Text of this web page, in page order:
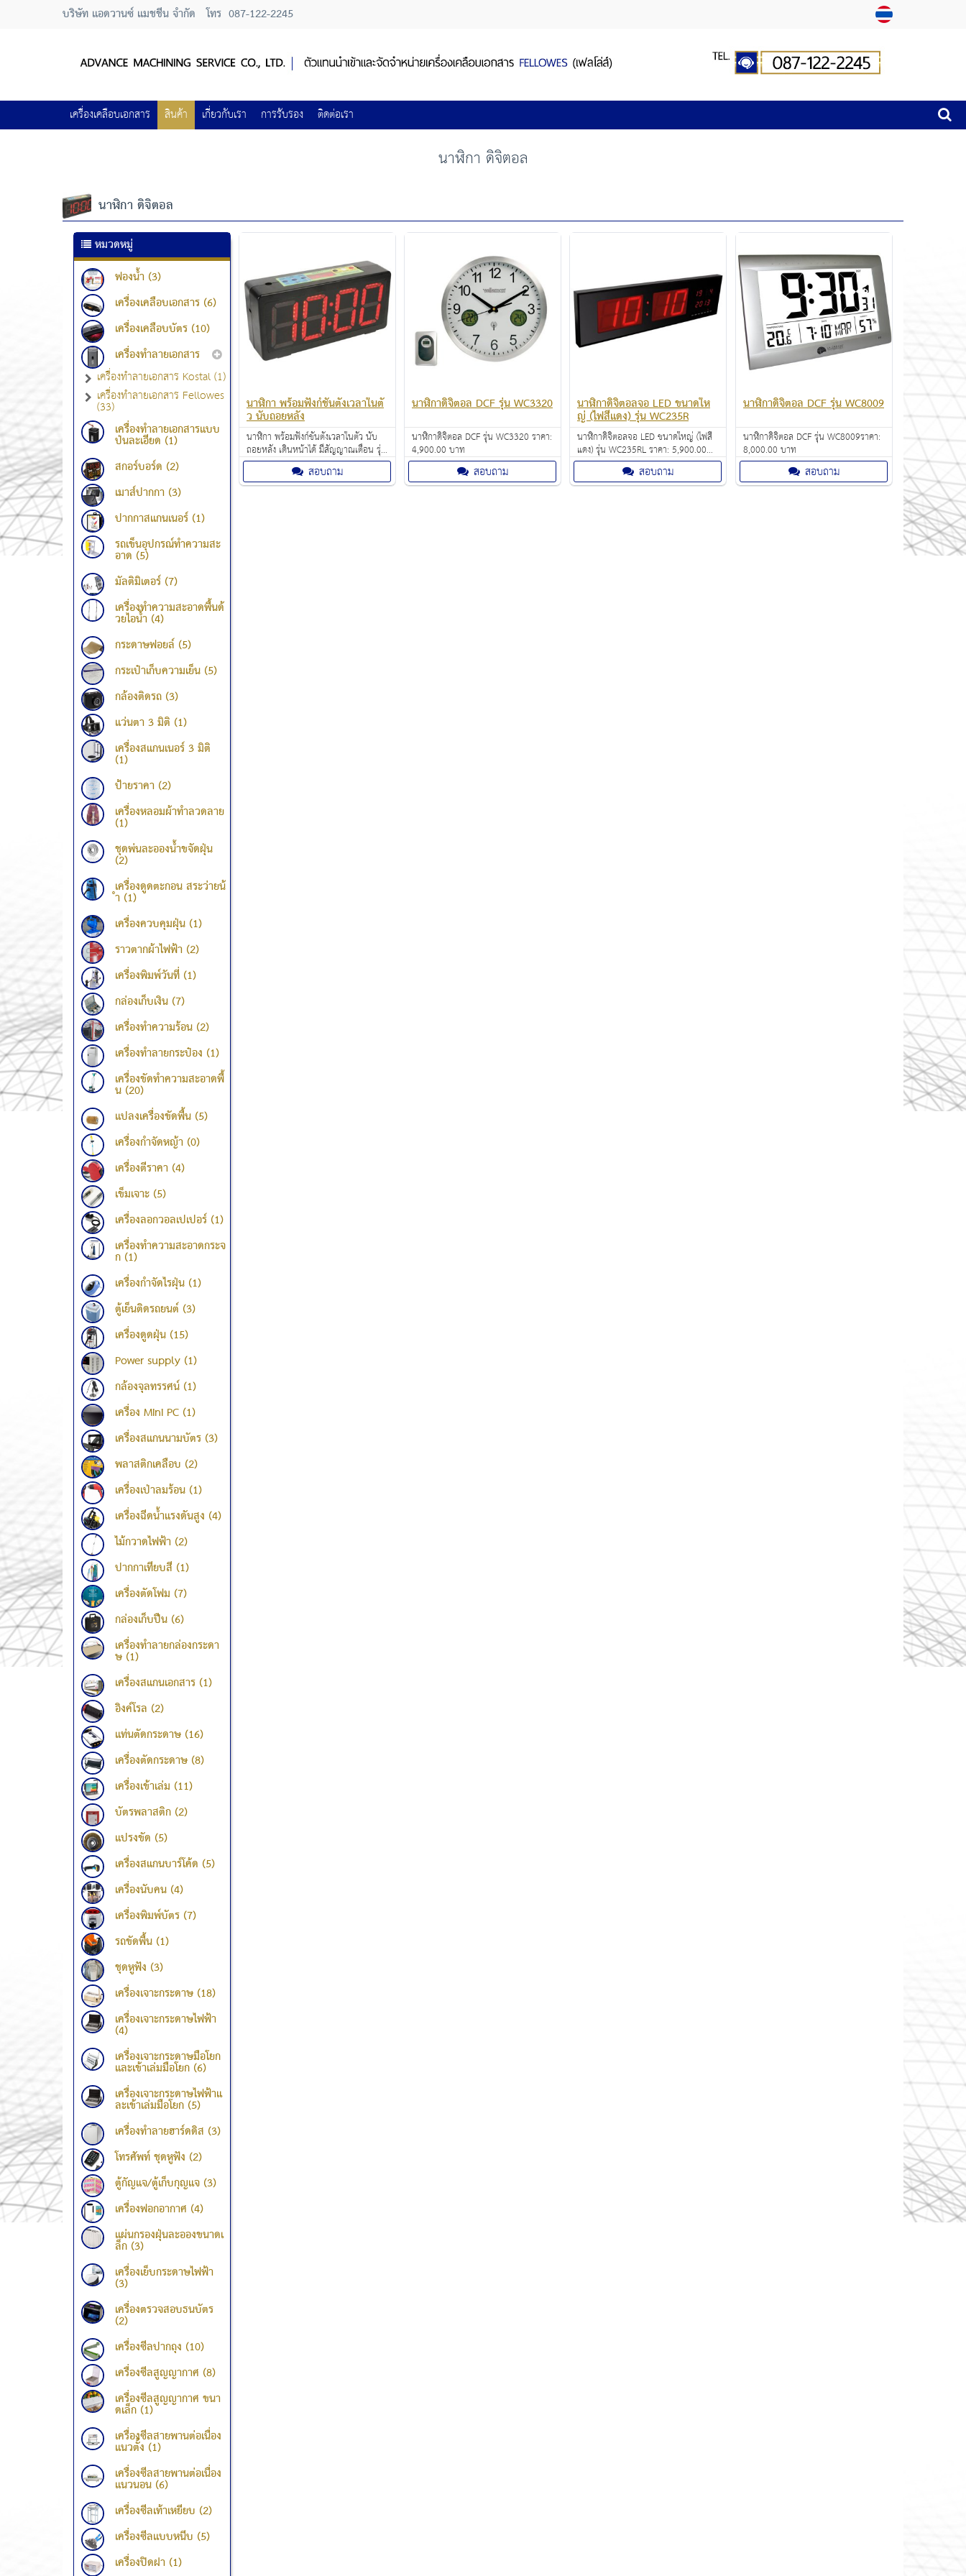
บริษัท แอดวานซ์ แมชชีน จำกัด โทร 087-122-2245
เครื่องเคลือบเอกสาร สินค้า เกี่ยวกับเรา การรับรอง ติดต่อเรา
นาฬิกา ดิจิตอล
นาฬิกา ดิจิตอล
หมวดหมู่
ฟองน้ำ (3)
เครื่องเคลือบเอกสาร (6)
เครื่องเคลือบบัตร (10)
เครื่องทำลายเอกสาร
เครื่องทำลายเอกสาร Kostal (1)
เครื่องทำลายเอกสาร Fellowes
(33)
เครื่องทำลายเอกสารแบบ
ป่นละเอียด (1)
สกอร์บอร์ด (2)
เมาส์ปากกา (3)
ปากกาสแกนเนอร์ (1)
รถเข็นอุปกรณ์ทำความสะ
อาด (5)
มัลติมิเตอร์ (7)
เครื่องทำความสะอาดพื้นด้
วยไอน้ำ (4)
กระดาษฟอยล์ (5)
กระเป๋าเก็บความเย็น (5)
กล้องติดรถ (3)
แว่นตา 3 มิติ (1)
เครื่องสแกนเนอร์ 3 มิติ
(1)
ป้ายราคา (2)
เครื่องหลอมผ้าทำลวดลาย
(1)
ชุดพ่นละอองน้ำขจัดฝุ่น
(2)
เครื่องดูดตะกอน สระว่ายน้
ำ (1)
เครื่องควบคุมฝุ่น (1)
ราวตากผ้าไฟฟ้า (2)
เครื่องพิมพ์วันที่ (1)
กล่องเก็บเงิน (7)
เครื่องทำความร้อน (2)
เครื่องทำลายกระป๋อง (1)
เครื่องขัดทำความสะอาดพื้
น (20)
แปลงเครื่องขัดพื้น (5)
เครื่องกำจัดหญ้า (0)
เครื่องตีราคา (4)
เข็มเจาะ (5)
เครื่องลอกวอลเปเปอร์ (1)
เครื่องทำความสะอาดกระจ
ก (1)
เครื่องกำจัดไรฝุ่น (1)
ตู้เย็นติดรถยนต์ (3)
เครื่องดูดฝุ่น (15)
Power supply (1)
กล้องจุลทรรศน์ (1)
เครื่อง Mini PC (1)
เครื่องสแกนนามบัตร (3)
พลาสติกเคลือบ (2)
เครื่องเป่าลมร้อน (1)
เครื่องฉีดน้ำแรงดันสูง (4)
ไม้กวาดไฟฟ้า (2)
ปากกาเทียบสี (1)
เครื่องตัดโฟม (7)
กล่องเก็บปืน (6)
เครื่องทำลายกล่องกระดา
ษ (1)
เครื่องสแกนเอกสาร (1)
อิงค์โรล (2)
แท่นตัดกระดาษ (16)
เครื่องตัดกระดาษ (8)
เครื่องเข้าเล่ม (11)
บัตรพลาสติก (2)
แปรงขัด (5)
เครื่องสแกนบาร์โค้ด (5)
เครื่องนับคน (4)
เครื่องพิมพ์บัตร (7)
รถขัดพื้น (1)
ชุดหูฟัง (3)
เครื่องเจาะกระดาษ (18)
เครื่องเจาะกระดาษไฟฟ้า
(4)
เครื่องเจาะกระดาษมือโยก
และเข้าเล่มมือโยก (6)
เครื่องเจาะกระดาษไฟฟ้าแ
ละเข้าเล่มมือโยก (5)
เครื่องทำลายฮาร์ดดิส (3)
โทรศัพท์ ชุดหูฟัง (2)
ตู้กัญแจ/ตู้เก็บกุญแจ (3)
เครื่องฟอกอากาศ (4)
แผ่นกรองฝุ่นละอองขนาดเ
ล็ก (3)
เครื่องเย็บกระดาษไฟฟ้า
(3)
เครื่องตรวจสอบธนบัตร
(2)
เครื่องซีลปากถุง (10)
เครื่องซีลสูญญากาศ (8)
เครื่องซีลสูญญากาศ ขนา
ดเล็ก (1)
เครื่องซีลสายพานต่อเนื่อง
แนวตั้ง (1)
เครื่องซีลสายพานต่อเนื่อง
แนวนอน (6)
เครื่องซีลเท้าเหยียบ (2)
เครื่องซีลแบบหนีบ (5)
เครื่องปิดฝา (1)
นาฬิกา พร้อมฟังก์ชั่นตั้งเวลาในตั
ว นับถอยหลัง
นาฬิกา พร้อมฟังก์ชั่นตั้งเวลาในตัว นับ
ถอยหลัง เดินหน้าได้ มีสัญญาณเตือน รุ่น
WC4171 ราคา: 3,900.00 บาท
สอบถาม
นาฬิกาดิจิตอล DCF รุ่น WC3320
นาฬิกาดิจิตอล DCF รุ่น WC3320 ราคา:
4,900.00 บาท
สอบถาม
นาฬิกาดิจิตอลจอ LED ขนาดให
ญ่ (ไฟสีแดง) รุ่น WC235R
นาฬิกาดิจิตอลจอ LED ขนาดใหญ่ (ไฟสี
แดง) รุ่น WC235RL ราคา: 5,900.00
บาท สอบถาม
นาฬิกาดิจิตอล DCF รุ่น WC8009
นาฬิกาดิจิตอล DCF รุ่น WC8009ราคา:
8,000.00 บาท
สอบถาม